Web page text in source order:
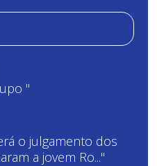
"
o julgamento dos
a jovem Ro..."